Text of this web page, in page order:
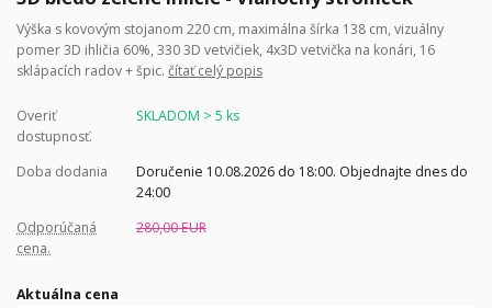
Výška s kovovým stojanom 220 cm, maximálna šírka 138 cm, vizuálny
pomer 3D ihličia 60%, 330 3D vetvičiek, 4x3D vetvička na konári, 16
sklápacích radov + špic. čítať celý popis
Overiť
dostupnosť.
SKLADOM > 5 ks
Doba dodania
Doručenie 10.08.2026 do 18:00. Objednajte dnes do
24:00
Odporúčaná
cena.
280,00 EUR
Aktuálna cena